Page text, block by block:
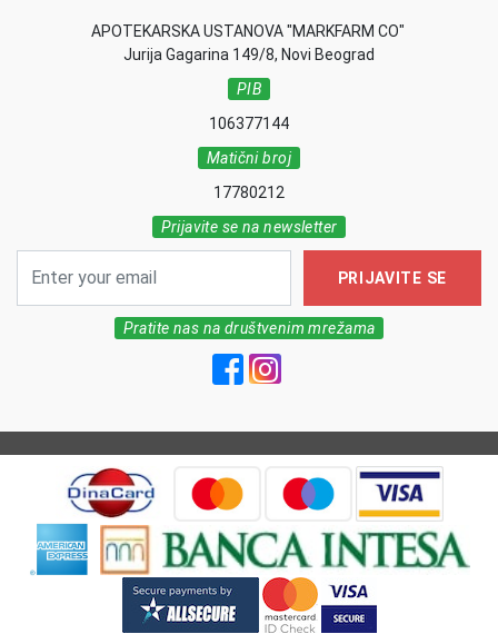
APOTEKARSKA USTANOVA "MARKFARM CO"
Jurija Gagarina 149/8, Novi Beograd
PIB
106377144
Matični broj
17780212
Prijavite se na newsletter
PRIJAVITE SE
Pratite nas na društvenim mrežama